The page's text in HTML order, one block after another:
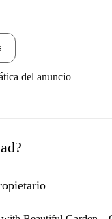
del anuncio